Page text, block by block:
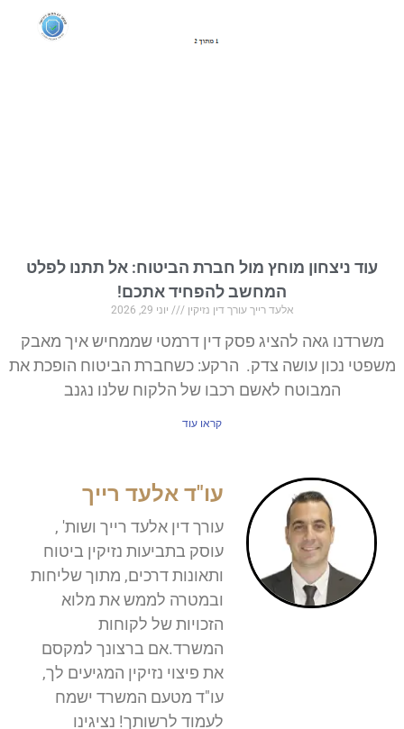
ניצחון מוחץ מול חברת הביטוח: אל תתנו לפלט
המחשב להפחיד אתכם!
אלעד רייך עורך דין נזיקין יוני 29, 2026
גאה להציג פסק דין דרמטי שממחיש איך מאבק
נכון עושה צדק. הרקע: כשחברת הביטוח הופכת את
המבוטח לאשם רכבו של הלקוח שלנו נגנב
קראו עוד
עו"ד אלעד רייך
עורך דין אלעד רייך ושות' ,
עוסק בתביעות נזיקין ביטוח
ותאונות דרכים, מתוך שליחות
ובמטרה לממש את מלוא
הזכויות של לקוחות
המשרד.אם ברצונך למקסם
את פיצוי נזיקין המגיעים לך,
עו"ד מטעם המשרד ישמח
לעמוד לרשותך! נציגינו